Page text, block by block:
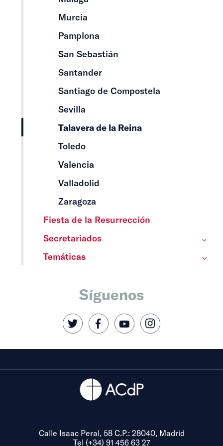
Murcia
Pamplona
San Sebastián
Santander
Santiago de Compostela
Sevilla
Talavera de la Reina
Toledo
Valencia
Valladolid
Zaragoza
Fiesta de la Resurrección
Secretariados
Temáticas
Síguenos
Calle Isaac Peral, 58 C.P.: 28040, Madrid
Tel (+34) 91 456 63 27